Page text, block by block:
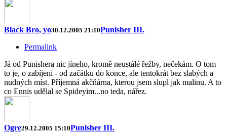
Black Bro, yo30.12.2005 21:10Punisher III.
Permalink
Já od Punishera nic jíneho, kromě neustálé řežby, nečekám. O tom
to je, o zabíjení - od začátku do konce, ale tentokrát bez slabých a
nudných míst. Příjemná akčňárna, kterou jsem slupl jak malinu. A to
co Ennis udělal se Spideyim...no teda, nářez.
Ogre29.12.2005 15:10Punisher III.